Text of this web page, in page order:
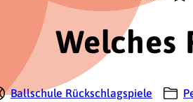
Welches
Ballschule Rückschlagspiele